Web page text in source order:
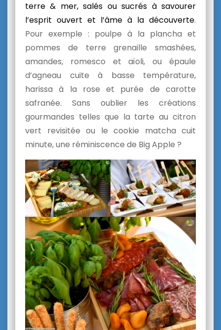
terre & mer, salés ou sucrés à savourer
l’esprit ouvert et l’âme à la découverte.
Pour exemple : poulpe à la plancha et
pommes de terre grenaille smashées,
amandes, romesco et aïoli, ou épaule
d’agneau cuite à basse température,
harissa à la rose et purée de carotte
safranée. Sans oublier les créations
gourmandes telles que la tarte au citron
vert revisitée ou le cookie matcha cuit
minute, une réminiscence de Big Apple ?